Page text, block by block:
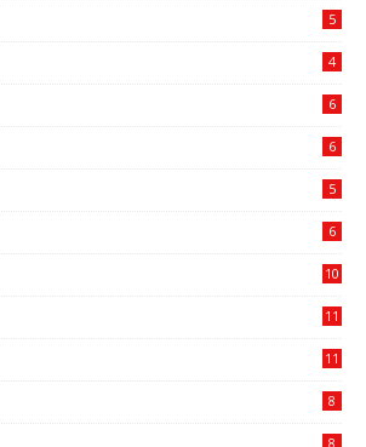
5
4
6
6
5
6
10
11
11
8
8